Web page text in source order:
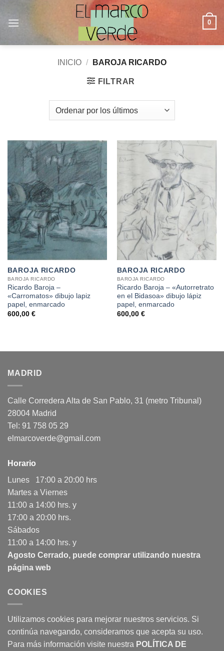
0
INICIO / BAROJA RICARDO
FILTRAR
BAROJA RICARDO
BAROJA RICARDO
Ricardo Baroja –
«Carromatos» dibujo lapiz
papel, enmarcado
600,00 €
BAROJA RICARDO
BAROJA RICARDO
Ricardo Baroja – «Autorretrato
en el Bidasoa» dibujo lápiz
papel, enmarcado
600,00 €
MADRID
Calle Corredera Alta de San Pablo, 31 (metro Tribunal)
28004 Madrid
Tel: 91 758 05 29
elmarcoverde@gmail.com
Horario
Lunes 17:00 a 20:00 hrs
Martes a Viernes
11:00 a 14:00 hrs. y
17:00 a 20:00 hrs.
Sábados
11:00 a 14:00 hrs. y
Agosto Cerrado, puede comprar utilizando nuestra
página web
COOKIES
Utilizamos cookies para mejorar nuestros servicios. Si
continúa navegando, consideramos que acepta su uso.
Para más información visite nuestra POLÍTICA DE